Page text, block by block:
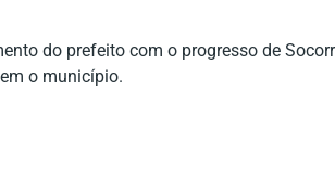
do prefeito com o progresso de
o município.